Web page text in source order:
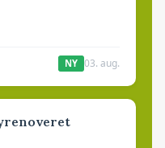
NY 03. aug.